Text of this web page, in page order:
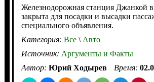
Железнодорожная станция Джанкой
закрыта для посадки и высадки
специального объявления.
Категория: Все\Авто
Источник: Аргументы и Факты
Автор: Юрий Ходырев Время: